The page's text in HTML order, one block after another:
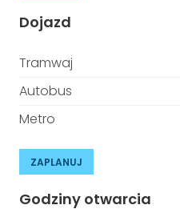
Dojazd
Tramwaj
Autobus
Metro
ZAPLANUJ
Godziny otwarcia